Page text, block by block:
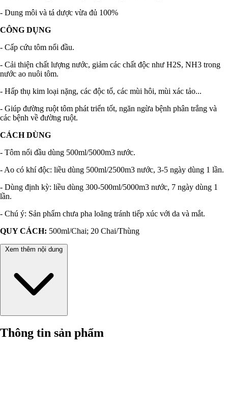
- Dung môi và tá dược vừa đủ 100%
CÔNG DỤNG
- Cấp cứu tôm nổi đầu.
- Cải thiện chất lượng nước, giảm các chất độc như H2S, NH3 trong
nước ao nuôi tôm.
- Hấp thụ kim loại nặng, các độc tố, các mùi hôi, mùi xác tảo...
- Giúp đường ruột tôm phát triển tốt, ngăn ngừa bệnh phân trắng và
các bệnh về đường ruột.
CÁCH DÙNG
- Tôm nổi đầu dùng 500ml/5000m3 nước.
- Ao có khí độc: liều dùng 500ml/2500m3 nước, 3-5 ngày dùng 1 lần.
- Dùng định kỳ: liều dùng 300-500ml/5000m3 nước, 7 ngày dùng 1
lần.
- Chú ý: Sản phẩm chưa pha loãng tránh tiếp xúc với da và mắt.
QUY CÁCH: 500ml/Chai; 20 Chai/Thùng
Xem thêm nội dung
Thông tin sản phẩm